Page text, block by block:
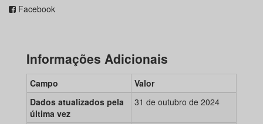
Facebook
Informações Adicionais
Campo
Valor
Dados atualizados pela
última vez
31 de outubro de 2024